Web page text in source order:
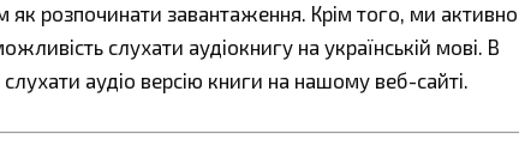
розпочинати завантаження. Крім того, ми активно
слухати аудіокнигу на українській мові. В
аудіо версію книги на нашому веб-сайті.